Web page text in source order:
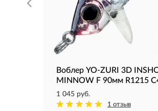
Воблер YO-ZURI 3D
MINNOW F 90мм R1215
1 045 руб.
1 отзыв